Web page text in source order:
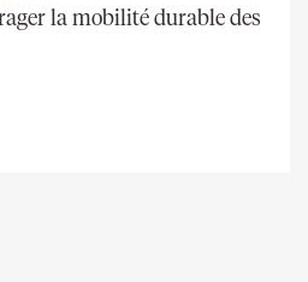
la mobilité durable des